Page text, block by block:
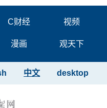
C财经 视频
漫画 观天下
desktop
中文